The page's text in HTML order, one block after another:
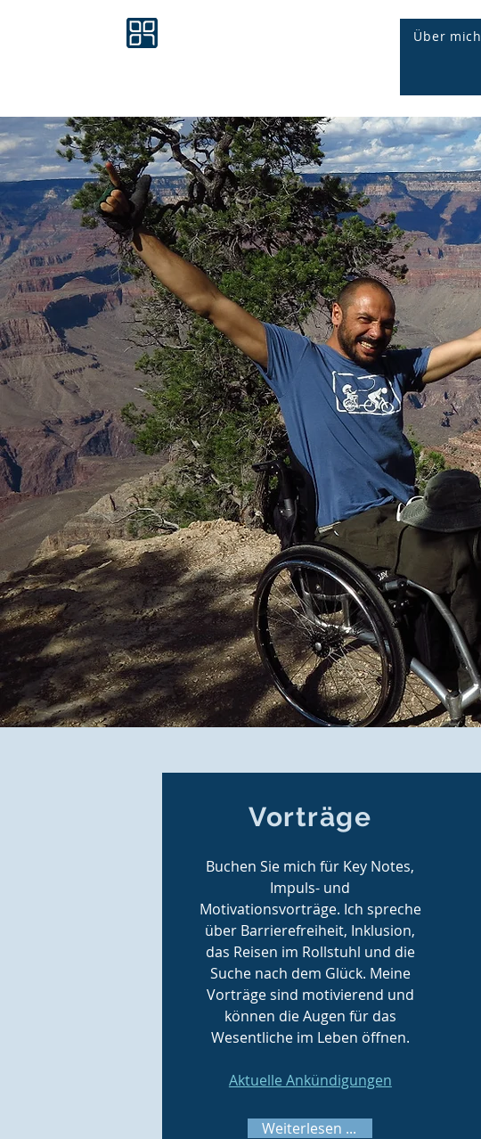
Über mich
Vorträge
Buchen Sie mich für Key Notes,
Impuls- und
Motivationsvorträge. Ich spreche
über Barrierefreiheit, Inklusion,
das Reisen im Rollstuhl und die
Suche nach dem Glück. Meine
Vorträge sind motivierend und
können die Augen für das
Wesentliche im Leben öffnen.
Aktuelle Ankündigungen
Weiter lesen ...
Weiterlesen ...